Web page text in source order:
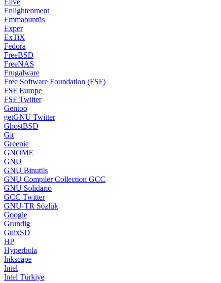
Enlightenment
Emmabuntüs
Exper
ExTiX
Fedora
FreeBSD
FreeNAS
Frugalware
Free Software Foundation (FSF)
FSF Europe
FSF Twitter
Gentoo
getGNU Twitter
GhostBSD
Git
Greenie
GNOME
GNU
GNU Binutils
GNU Compiler Collection GCC
GNU Solidario
GCC Twitter
GNU-TR Sözlük
Google
Grundig
GuixSD
HP
Hyperbola
Inkscape
Intel
Intel Türkiye